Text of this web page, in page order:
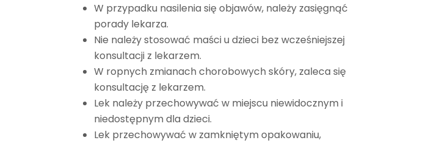
W przypadku nasilenia się objawów, należy zasięgnąć
porady lekarza.
Nie należy stosować maści u dzieci bez wcześniejszej
konsultacji z lekarzem.
W ropnych zmianach chorobowych skóry, zaleca się
konsultację z lekarzem.
Lek należy przechowywać w miejscu niewidocznym i
niedostępnym dla dzieci.
Lek przechowywać w zamkniętym opakowaniu,